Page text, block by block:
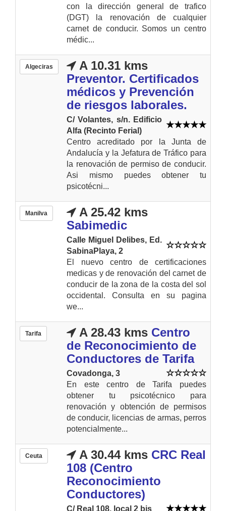
con la dirección general de trafico
(DGT) la renovación de cualquier
carnet de conducir. Somos un centro
médic...
Algeciras
A 10.31 kms
Preventor. Certificados
médicos y Prevención
de riesgos laborales.
C/ Volantes, s/n. Edificio
Alfa (Recinto Ferial)
Centro acreditado por la Junta de
Andalucía y la Jefatura de Tráfico para
la renovación de permiso de conducir.
Asi mismo puedes obtener tu
psicotécni...
Manilva
A 25.42 kms
Sabimedic
Calle Miguel Delibes, Ed.
SabinaPlaya, 2
El nuevo centro de certificaciones
medicas y de renovación del carnet de
conducir de la zona de la costa del sol
occidental. Consulta en su pagina
we...
Tarifa A 28.43 kms Centro
de Reconocimiento de
Conductores de Tarifa
Covadonga, 3
En este centro de Tarifa puedes
obtener tu psicotécnico para
renovación y obtención de permisos
de conducir, licencias de armas, perros
potencialmente...
Ceuta A 30.44 kms CRC Real
108 (Centro
Reconocimiento
Conductores)
C/ Real 108, local 2 bis